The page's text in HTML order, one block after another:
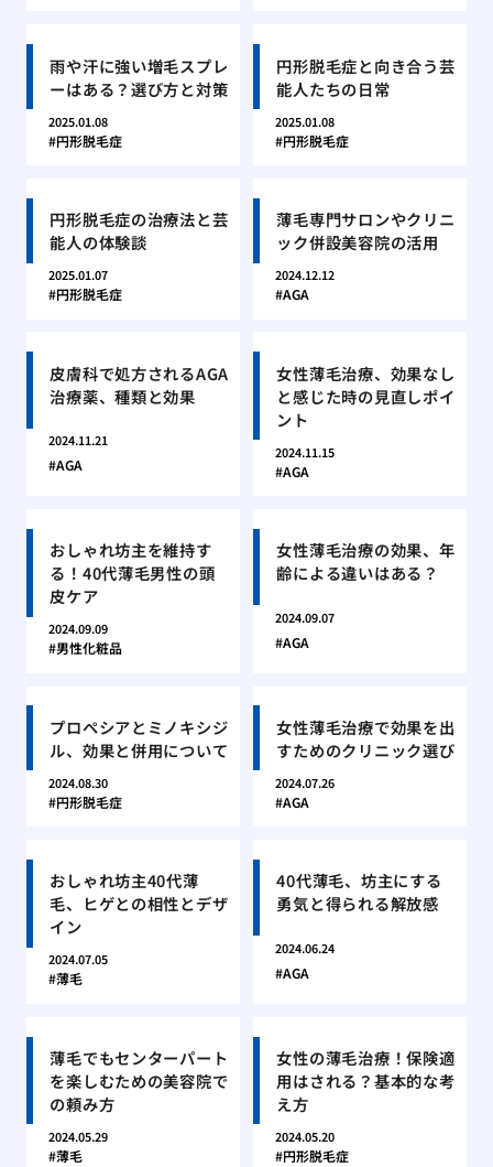
雨や汗に強い増毛スプレ
ーはある？選び方と対策
2025.01.08
円形脱毛症
円形脱毛症と向き合う芸
能人たちの日常
2025.01.08
円形脱毛症
円形脱毛症の治療法と芸
能人の体験談
2025.01.07
円形脱毛症
薄毛専門サロンやクリニ
ック併設美容院の活用
2024.12.12
AGA
皮膚科で処方されるAGA
治療薬、種類と効果
2024.11.21
AGA
女性薄毛治療、効果なし
と感じた時の見直しポイ
ント
2024.11.15
AGA
おしゃれ坊主を維持す
る！40代薄毛男性の頭
皮ケア
2024.09.09
男性化粧品
女性薄毛治療の効果、年
齢による違いはある？
2024.09.07
AGA
プロペシアとミノキシジ
ル、効果と併用について
2024.08.30
円形脱毛症
女性薄毛治療で効果を出
すためのクリニック選び
2024.07.26
AGA
おしゃれ坊主40代薄
毛、ヒゲとの相性とデザ
イン
2024.07.05
薄毛
40代薄毛、坊主にする
勇気と得られる解放感
2024.06.24
AGA
薄毛でもセンターパート
を楽しむための美容院で
の頼み方
2024.05.29
薄毛
女性の薄毛治療！保険適
用はされる？基本的な考
え方
2024.05.20
円形脱毛症